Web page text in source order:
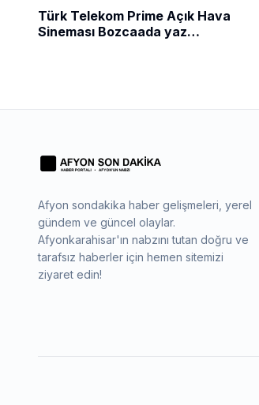
Türk Telekom Prime Açık Hava
Sineması Bozcaada yaz
Afyon sondakika haber gelişmeleri, yerel
gündem ve güncel olaylar.
Afyonkarahisar'ın nabzını tutan doğru ve
tarafsız haberler için hemen sitemizi
ziyaret edin!